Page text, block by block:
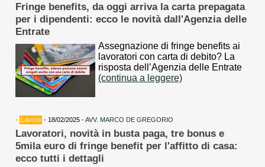
Fringe benefits, da oggi arriva la carta prepagata
per i dipendenti: ecco le novità dall'Agenzia delle
Entrate
Assegnazione di fringe benefits ai
lavoratori con carta di debito? La
risposta dell’Agenzia delle Entrate
(continua a leggere)
• Lavoro - 18/02/2025 -AVV. MARCO DE GREGORIO
Lavoratori, novità in busta paga, tre bonus e
5mila euro di fringe benefit per l'affitto di casa:
ecco tutti i dettagli